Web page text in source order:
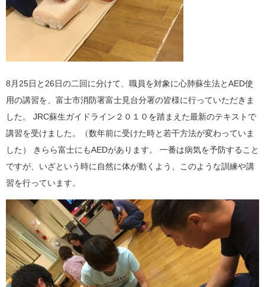
8月25日と26日の二回に分けて、職員を対象に心肺蘇生法とAED使
用の講習を、富士市消防署富士見台分署の皆様に行っていただきま
した。 JRC蘇生ガイドライン２０１０を踏まえた最新のテキストで
講習を受けました。（数年前に受けた時と若干方法が変わっていま
した） きらら富士にもAEDがあります。 一番は病気を予防すること
ですが、いざという時に自然に体が動くよう、このような訓練や講
習を行っています。